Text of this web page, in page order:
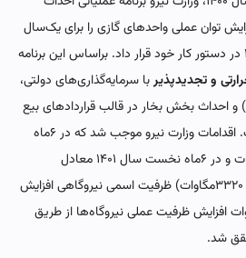
توان عملی واحدهای گازی را برای یک‌سال
منتهی به شهریورماه سال ۱۴۰۱ در دستور کار خود قرار داد. براساس این برنامه
و تجدیدپذیربا سرمایه‌گذاری‌‌‌های دولتی،
بخش بخار در قالب قراردادهای بیع
متقابل در دستور کار قرار گرفت. اقدامات وزارت نیرو موجب شد که در ۶ماه
دوم سال ۱۴۰۰ حدود ۷۶۰مگاوات و در ۶ماه نخست سال ۱۴۰۱ معادل
۲۵۶۰مگاوات (درمجموع حدود ۳۳۲۰مگاوات) ظرفیت اسمی نیروگاهی افزایش
افزایش ظرفیت عملی نیروگاه‌‌‌ها از طریق
شد.